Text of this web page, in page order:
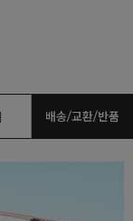
배송/교환/반품